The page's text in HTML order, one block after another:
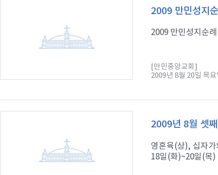
2009 만민성지
2009 만민성지순
[만민중앙교회]
2009년 8월 20일 목요
2009년 8월 셋
영혼육(상), 십자
18일(화)~20일(목)